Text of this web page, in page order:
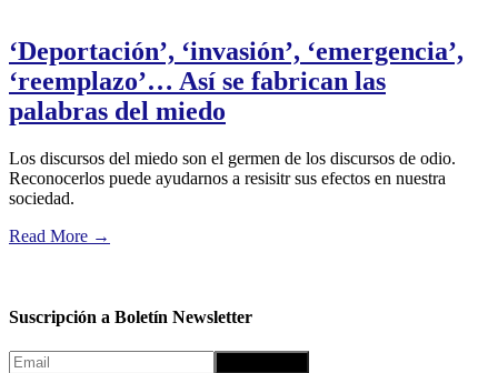
‘Deportación’, ‘invasión’, ‘emergencia’,
‘reemplazo’… Así se fabrican las
palabras del miedo
Los discursos del miedo son el germen de los discursos de odio.
Reconocerlos puede ayudarnos a resisitr sus efectos en nuestra
sociedad.
Read More →
Suscripción a Boletín Newsletter